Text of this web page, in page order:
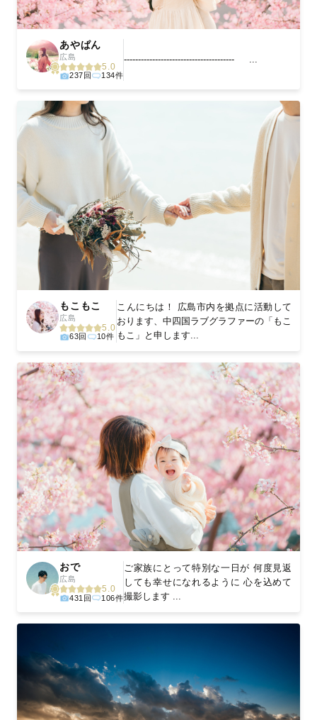
あやぱん
広島
5.0
237回 134件
--------------------------------------- ...
もこもこ
広島
5.0
63回 10件
こんにちは！ 広島市内を拠点に活動して
おります、中四国ラブグラファーの「もこ
もこ」と申します...
おで
広島
5.0
431回 106件
ご家族にとって特別な一日が 何度見返
しても幸せになれるように 心を込めて
撮影します ...